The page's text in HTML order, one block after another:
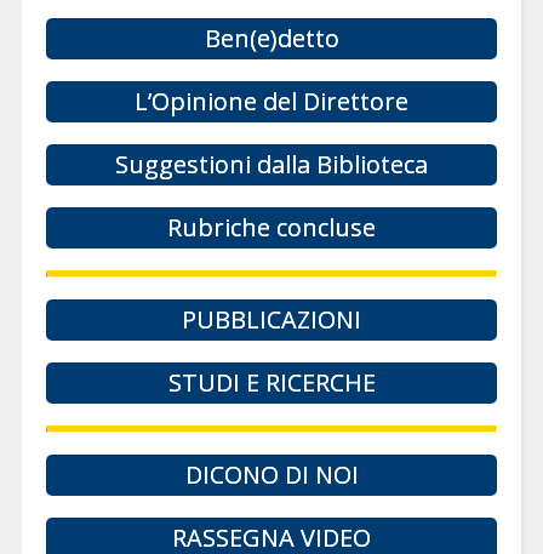
Ben(e)detto
L’Opinione del Direttore
Suggestioni dalla Biblioteca
Rubriche concluse
PUBBLICAZIONI
STUDI E RICERCHE
DICONO DI NOI
RASSEGNA VIDEO